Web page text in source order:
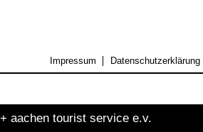
Impressum Datenschutzerklärung
+ aachen tourist service e.v.